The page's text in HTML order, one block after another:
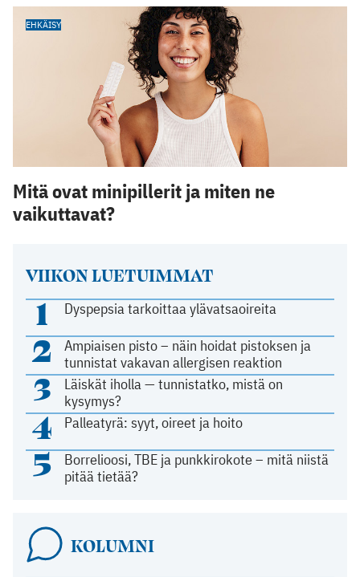
VIIKON LUETUIMMAT
1 Dyspepsia tarkoittaa ylävatsaoireita
2
Ampiaisen pisto – näin hoidat pistoksen ja
tunnistat vakavan allergisen reaktion
3
Läiskät iholla — tunnistatko, mistä on
kysymys?
4 Palleatyrä: syyt, oireet ja hoito
5
Borrelioosi, TBE ja punkkirokote – mitä niistä
pitää tietää?
KOLUMNI
EHKÄISY
Mitä ovat minipillerit ja miten ne
vaikuttavat?